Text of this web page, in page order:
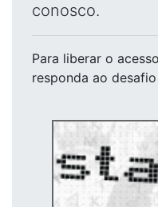
conosco.
Para liberar o acesso
responda ao